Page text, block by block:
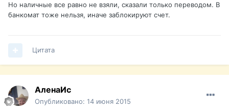
Но наличные все равно не взяли, сказали только переводом. В
банкомат тоже нельзя, иначе заблокируют счет.
Цитата
АленаИс
Опубликовано: 14 июня 2015